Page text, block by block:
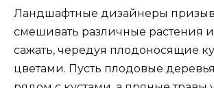
Ландшафтные дизайнеры
смешивать различные растения и
сажать, чередуя плодоносящие
цветами. Пусть плодовые деревья